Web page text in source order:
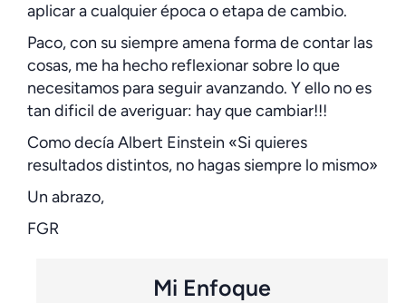
aplicar a cualquier época o etapa de cambio.
Paco, con su siempre amena forma de contar las
cosas, me ha hecho reflexionar sobre lo que
necesitamos para seguir avanzando. Y ello no es
tan dificil de averiguar: hay que cambiar!!!
Como decía Albert Einstein «Si quieres
resultados distintos, no hagas siempre lo mismo»
Un abrazo,
FGR
Mi Enfoque